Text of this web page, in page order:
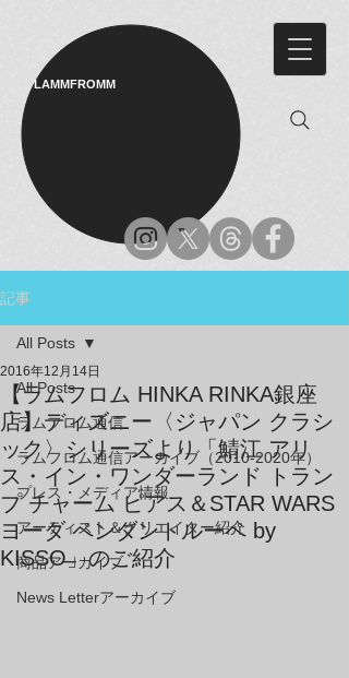
LAMMFROMM​
記事
All Posts
ラムフロム通信
ラムフロム通信アーカイブ（2010-2020年）
プレス・メディア情報
アーティスト＆クリエイター紹介
商品アーカイブ
News Letterアーカイブ
All Posts
【ラムフロム HINKA RINKA銀座
店】ディズニー〈ジャパン クラシ
ック〉シリーズより「鯖江 アリ
ス・イン・ワンダーランド トラン
プ チャーム ピアス＆STAR WARS
ヨーダ ペンダントルーペ by
KISSO」のご紹介
2016年12月14日